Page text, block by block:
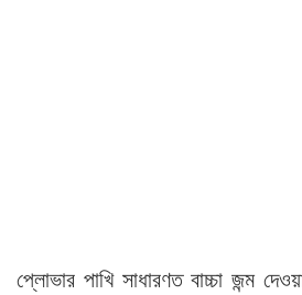
প্লোভার পাখি সাধারণত বাচ্চা জন্ম